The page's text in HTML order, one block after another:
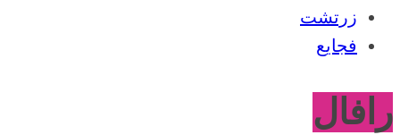
زرتشت
فجایع
رافال